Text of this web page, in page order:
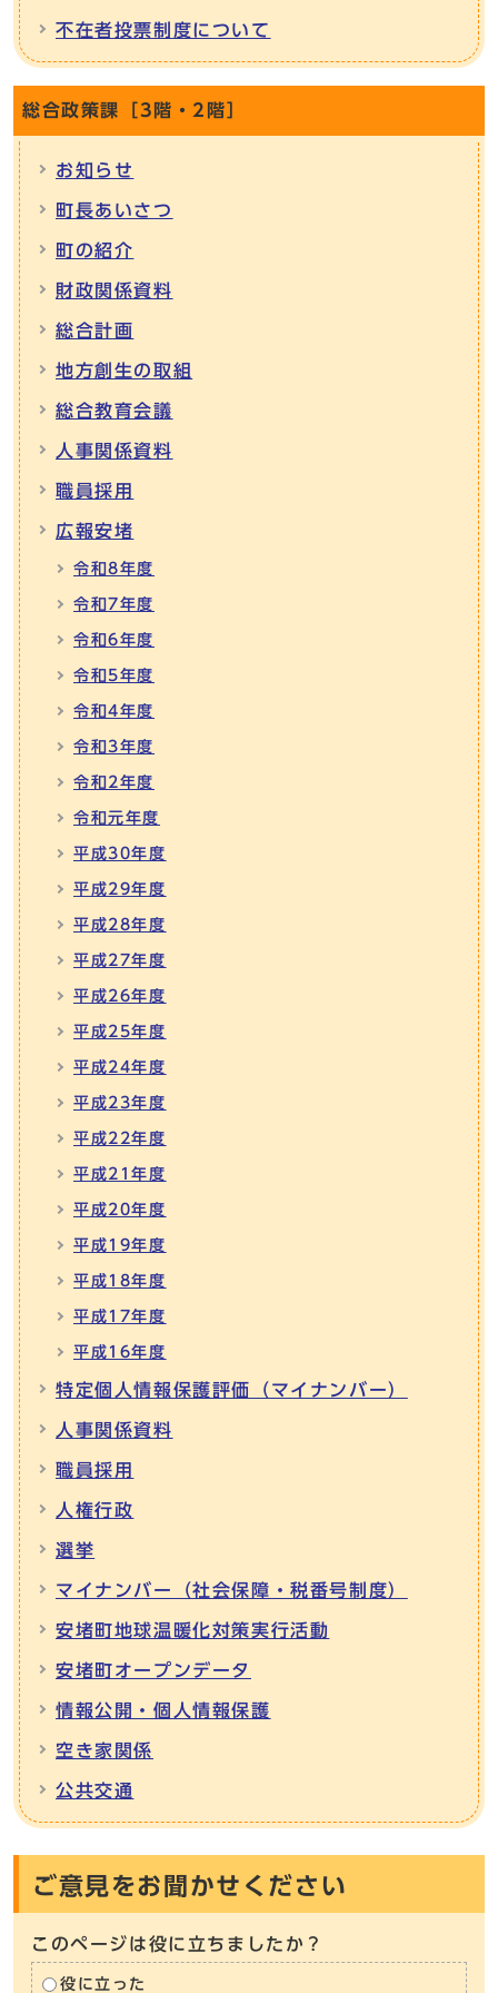
不在者投票制度について
総合政策課［3階・2階］
お知らせ
町長あいさつ
町の紹介
財政関係資料
総合計画
地方創生の取組
総合教育会議
人事関係資料
職員採用
広報安堵
令和8年度
令和7年度
令和6年度
令和5年度
令和4年度
令和3年度
令和2年度
令和元年度
平成30年度
平成29年度
平成28年度
平成27年度
平成26年度
平成25年度
平成24年度
平成23年度
平成22年度
平成21年度
平成20年度
平成19年度
平成18年度
平成17年度
平成16年度
特定個人情報保護評価（マイナンバー）
人事関係資料
職員採用
人権行政
選挙
マイナンバー（社会保障・税番号制度）
安堵町地球温暖化対策実行活動
安堵町オープンデータ
情報公開・個人情報保護
空き家関係
公共交通
ご意見をお聞かせください
このページは役に立ちましたか？
役に立った